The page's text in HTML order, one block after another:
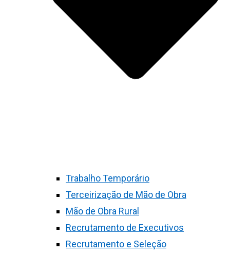
Trabalho Temporário
Terceirização de Mão de Obra
Mão de Obra Rural
Recrutamento de Executivos
Recrutamento e Seleção